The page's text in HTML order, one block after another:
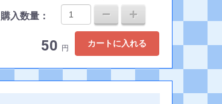
購入数量：
50 円 カートに入れる